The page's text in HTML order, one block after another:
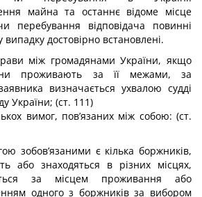
майна та останнє відоме місце
перебування відповідача повинні
достовірно встановлені.
між громадянами України, якщо
проживають за її межами, за
визначається ухвалою судді
України; (ст. 111)
вимог, пов’язаних між собою: (ст.
зобов’язаними є кілька боржників,
або знаходяться в різних місцях,
за місцем проживання або
одного з боржників за вибором